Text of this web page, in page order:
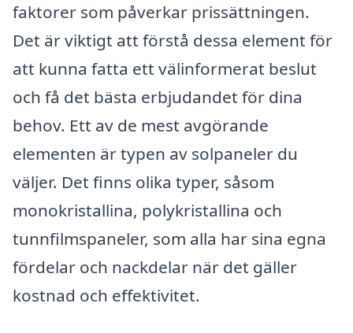
faktorer som påverkar prissättningen.
Det är viktigt att förstå dessa element för
att kunna fatta ett välinformerat beslut
och få det bästa erbjudandet för dina
behov. Ett av de mest avgörande
elementen är typen av solpaneler du
väljer. Det finns olika typer, såsom
monokristallina, polykristallina och
tunnfilmspaneler, som alla har sina egna
fördelar och nackdelar när det gäller
kostnad och effektivitet.